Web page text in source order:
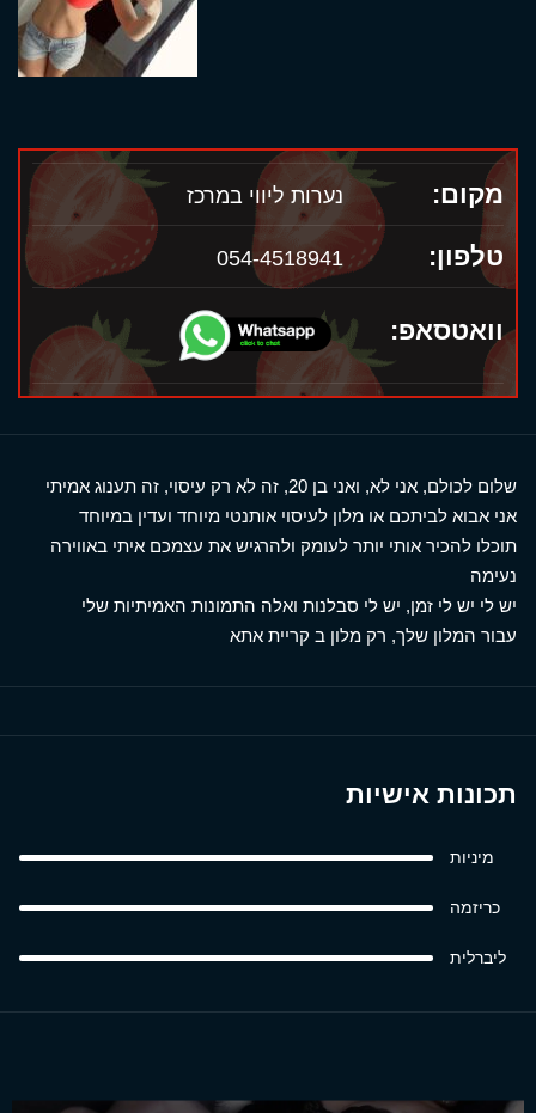
מקום: נערות ליווי במרכז
טלפון: 054-4518941
וואטסאפ:
שלום לכולם, אני לא, ואני בן 20, זה לא רק עיסוי, זה תענוג אמיתי
אני אבוא לביתכם או מלון לעיסוי אותנטי מיוחד ועדין במיוחד
תוכלו להכיר אותי יותר לעומק ולהרגיש את עצמכם איתי באווירה
נעימה
יש לי יש לי זמן, יש לי סבלנות ואלה התמונות האמיתיות שלי
עבור המלון שלך, רק מלון ב קריית אתא
תכונות אישיות
מיניות
כריזמה
ליברלית